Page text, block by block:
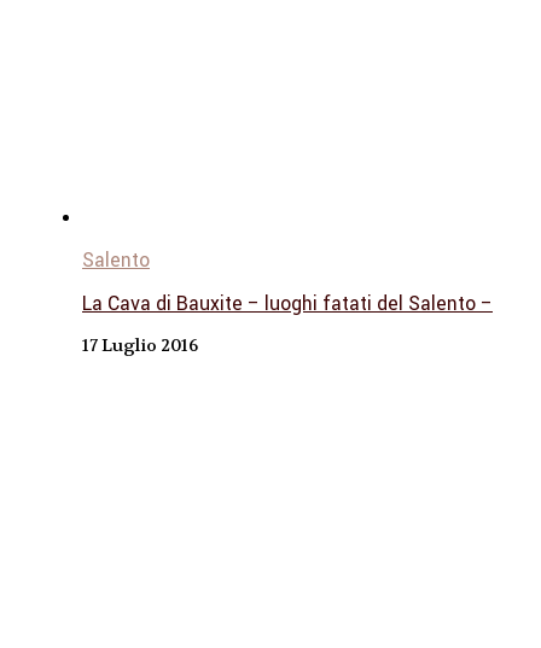
Salento
La Cava di Bauxite – luoghi fatati del Salento –
17 Luglio 2016